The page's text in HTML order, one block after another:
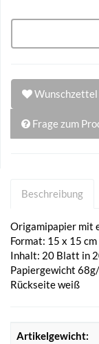
Wunschzettel
Frage zum
Beschreibung
Origamipapier mit
Format: 15 x 15 cm
Inhalt: 20 Blatt in
Papiergewicht 68g/
Rückseite weiß
Artikelgewicht: